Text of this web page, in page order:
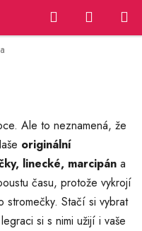
Hledat
KOŠÍK
Ale to neznamená, že
originální
linecké, marcipán a
času, protože vykrojí
Stačí si vybrat
si s nimi užijí i vaše